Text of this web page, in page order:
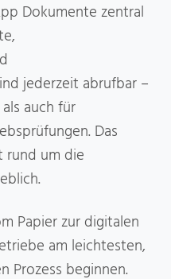
Dokumente zentral
jederzeit abrufbar –
auch für
Das
um die
Papier zur digitalen
am leichtesten,
Prozess beginnen.